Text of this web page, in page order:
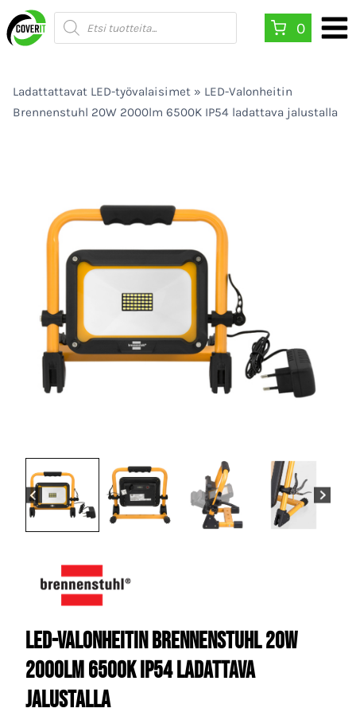
Siirry
sisältöön
Products
search
0
Ladattattavat LED-työvalaisimet » LED-Valonheitin
Brennenstuhl 20W 2000lm 6500K IP54 ladattava jalustalla
LED-Valonheitin Brennenstuhl 20W
2000lm 6500K IP54 ladattava
jalustalla